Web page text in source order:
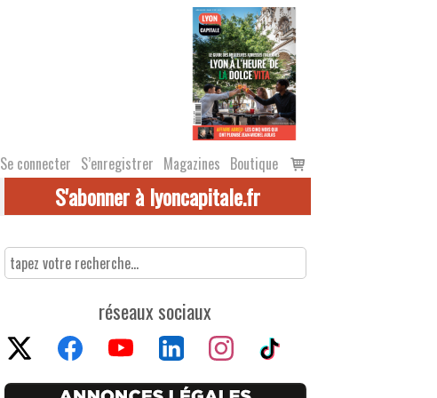
Se connecter S’enregistrer Magazines Boutique
Voir
le
S'abonner à lyoncapitale.fr
réseaux sociaux